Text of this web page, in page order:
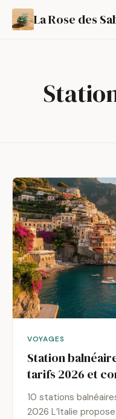
La Rose des
VOYAGES
Station
tarifs 2026 et
10 stations
2026 L’Italie